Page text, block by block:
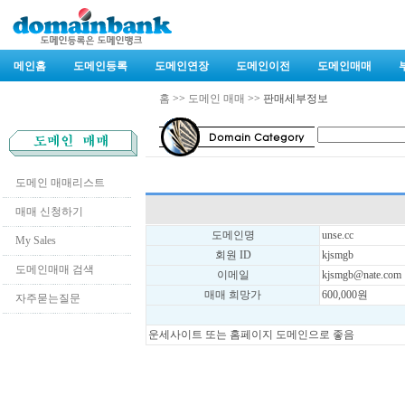
메인홈 도메인등록 도메인연장 도메인이전 도메인매매
도메인 매매리스트
매매 신청하기
My Sales
도메인매매 검색
자주묻는질문
홈 >> 도메인 매매 >> 판매세부정보
도메인명
unse.cc
회원 ID
kjsmgb
이메일
kjsmgb@nate.com
매매 희망가
600,000원
운세사이트 또는 홈페이지 도메인으로 좋음